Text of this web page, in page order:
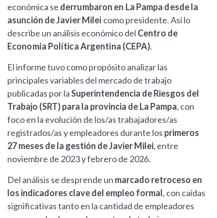
económica se derrumbaron en La Pampa desde la
asunción de Javier Milei como presidente. Así lo
describe un análisis económico del Centro de
Economía Política Argentina (CEPA).
El informe tuvo como propósito analizar las
principales variables del mercado de trabajo
publicadas por laSuperintendencia de Riesgos del
Trabajo (SRT) para la provincia de La Pampa, con
foco en la evolución de los/as trabajadores/as
registrados/as y empleadores durante los primeros
27 meses de la gestión de Javier Milei, entre
noviembre de 2023 y febrero de 2026.
Del análisis se desprende un marcado retroceso en
los indicadores clave del empleo formal, con caídas
significativas tanto en la cantidad de empleadores